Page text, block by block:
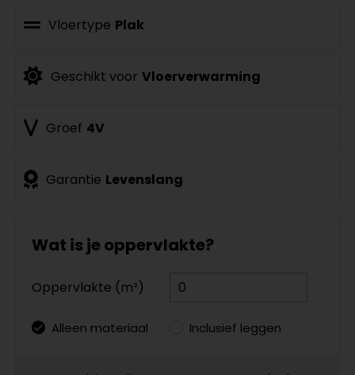
Vloertype Plak
Geschikt voor Vloerverwarming
Groef 4V
Garantie Levenslang
Wat is je oppervlakte?
Oppervlakte (m²)
Alleen materiaal Inclusief leggen